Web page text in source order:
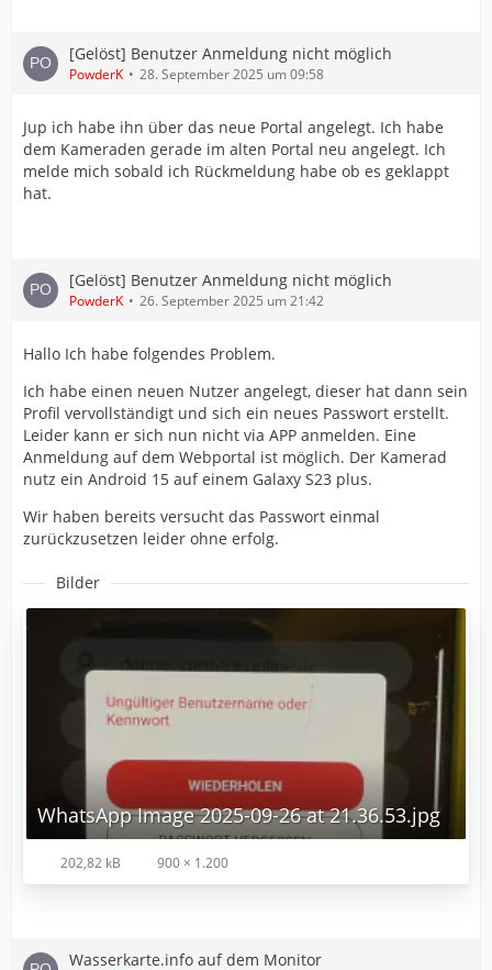
[Gelöst] Benutzer Anmeldung nicht möglich
PowderK 28. September 2025 um 09:58
Jup ich habe ihn über das neue Portal angelegt. Ich habe
dem Kameraden gerade im alten Portal neu angelegt. Ich
melde mich sobald ich Rückmeldung habe ob es geklappt
hat.
[Gelöst] Benutzer Anmeldung nicht möglich
PowderK 26. September 2025 um 21:42
Hallo Ich habe folgendes Problem.
Ich habe einen neuen Nutzer angelegt, dieser hat dann sein
Profil vervollständigt und sich ein neues Passwort erstellt.
Leider kann er sich nun nicht via APP anmelden. Eine
Anmeldung auf dem Webportal ist möglich. Der Kamerad
nutz ein Android 15 auf einem Galaxy S23 plus.
Wir haben bereits versucht das Passwort einmal
zurückzusetzen leider ohne erfolg.
Bilder
WhatsApp Image 2025-09-26 at 21.36.53.jpg
202,82 kB 900 × 1.200
Wasserkarte.info auf dem Monitor